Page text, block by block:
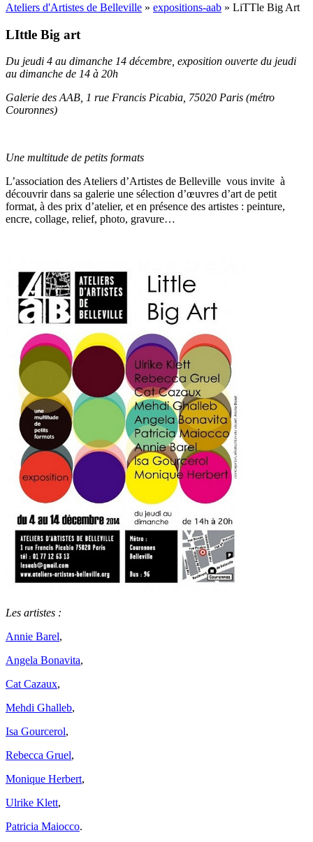
Ateliers d'Artistes de Belleville » expositions-aab » LiTTle Big Art
LIttle Big art
Du jeudi 4 au dimanche 14 décembre, exposition ouverte du jeudi
au dimanche de 14 à 20h
Galerie des AAB, 1 rue Francis Picabia, 75020 Paris (métro
Couronnes)
Une multitude de petits formats
L’association des Ateliers d’Artistes de Belleville vous invite à
découvrir dans sa galerie une sélection d’œuvres d’art de petit
format, à des prix d’atelier, et en présence des artistes : peinture,
encre, collage, relief, photo, gravure…
Les artistes :
Annie Barel,
Angela Bonavita,
Cat Cazaux,
Mehdi Ghalleb,
Isa Gourcerol,
Rebecca Gruel,
Monique Herbert,
Ulrike Klett,
Patricia Maiocco.